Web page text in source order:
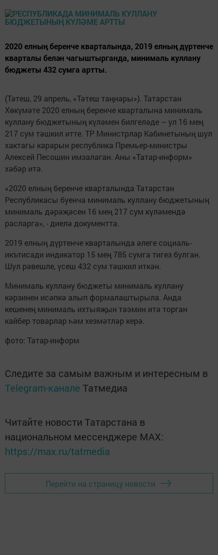
2020 елның беренче кварталында, 2019 елның дүртенче
кварталы белән чагыштырганда, минималь куллану
бюджеты 432 сумга артты.
(Тәтеш, 29 апрель, «Тәтеш таңнары»). Татарстан
Хөкүмәте 2020 елның беренче кварталына минималь
куллану бюджетының күләмен билгеләде – ул 16 мең
217 сум тәшкил итте. ТР Министрлар Кабинетының шул
хактагы карарын республика Премьер-министры
Алексей Песошин имзалаган. Аны «Татар-информ»
хәбәр итә.
«2020 елның беренче кварталында Татарстан
Республикасы буенча минималь куллану бюджетының
минималь дәрәҗәсен 16 мең 217 сум күләмендә
расларга», - диелә документта.
2019 елның дүртенче кварталында әлеге социаль-
икътисади индикатор 15 мең 785 сумга тигез булган.
Шул рәвешле, үсеш 432 сум тәшкил иткән.
Минималь куллану бюджеты минималь куллану
кәрзинен исәпкә алып формалаштырыла. Анда
кешенең минималь ихтыяҗын тәэмин итә торган
кайбер товарлар һәм хезмәтләр керә.
фото: Татар-информ
Следите за самым важным и интересным в
Telegram-канале Татмедиа
Читайте новости Татарстана в
национальном мессенджере MАХ:
https://max.ru/tatmedia
Перейти на страницу новости